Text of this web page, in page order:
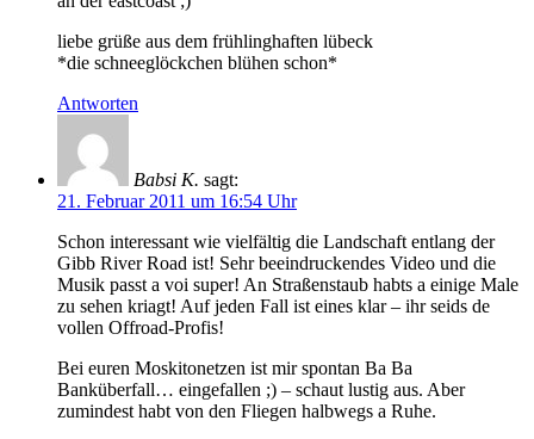
liebe grüße aus dem frühlinghaften lübeck
*die schneeglöckchen blühen schon*
Antworten
Babsi K. sagt:
21. Februar 2011 um 16:54 Uhr
Schon interessant wie vielfältig die Landschaft entlang der
Gibb River Road ist! Sehr beeindruckendes Video und die
Musik passt a voi super! An Straßenstaub habts a einige Male
zu sehen kriagt! Auf jeden Fall ist eines klar – ihr seids de
vollen Offroad-Profis!
Bei euren Moskitonetzen ist mir spontan Ba Ba
Banküberfall… eingefallen ;) – schaut lustig aus. Aber
zumindest habt von den Fliegen halbwegs a Ruhe.